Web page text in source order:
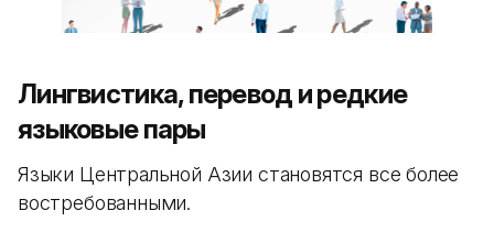
Лингвистика, перевод и редкие
языковые пары
Языки Центральной Азии становятся все более
востребованными.